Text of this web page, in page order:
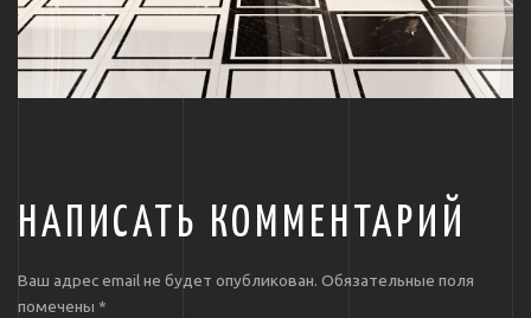
НАПИСАТЬ КОММЕНТАРИЙ
Ваш адрес email не будет опубликован. Обязательные поля
помечены *